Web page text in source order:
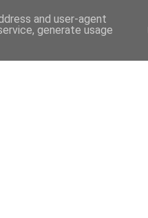
and user-agent
generate usage